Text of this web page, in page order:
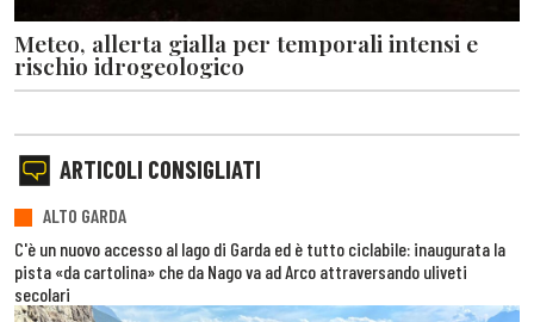
Meteo, allerta gialla per temporali intensi e
rischio idrogeologico
ARTICOLI CONSIGLIATI
ALTO GARDA
C'è un nuovo accesso al lago di Garda ed è tutto ciclabile: inaugurata la
pista «da cartolina» che da Nago va ad Arco attraversando uliveti
secolari